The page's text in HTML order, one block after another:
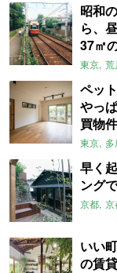
昭和
ら、
37㎡
東京 荒
ペッ
やっ
買物件
東京
早く
ング
京都 京
いい
の賃